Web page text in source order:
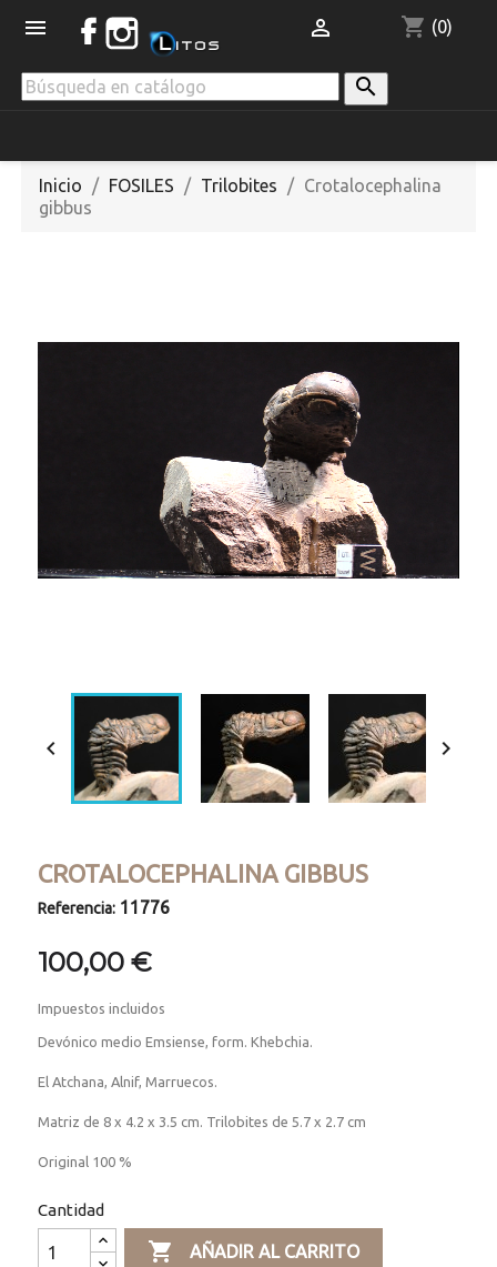
 shopping_cart (0)


Inicio FOSILES Trilobites
Crotalocephalina
gibbus
 
CROTALOCEPHALINA GIBBUS
Referencia: 11776
100,00 €
Impuestos incluidos
Devónico medio Emsiense, form. Khebchia.
El Atchana, Alnif, Marruecos.
Matriz de 8 x 4.2 x 3.5 cm. Trilobites de 5.7 x 2.7 cm
Original 100 %
Cantidad
 AÑADIR AL CARRITO